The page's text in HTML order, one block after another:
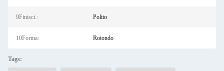
9Finisci.: Polito
10Forma: Rotondo
Tags: